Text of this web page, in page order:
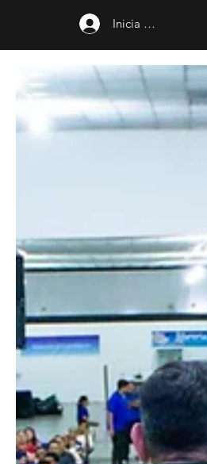
Inicia sesión